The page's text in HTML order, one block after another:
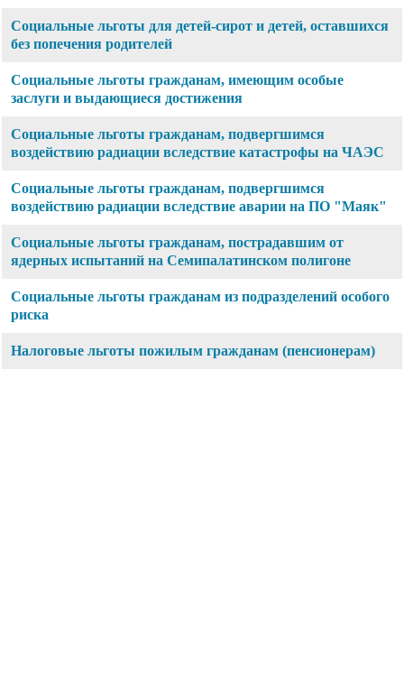
Социальные льготы для детей-сирот и детей, оставшихся
без попечения родителей
Социальные льготы гражданам, имеющим особые
заслуги и выдающиеся достижения
Социальные льготы гражданам, подвергшимся
воздействию радиации вследствие катастрофы на ЧАЭС
Социальные льготы гражданам, подвергшимся
воздействию радиации вследствие аварии на ПО "Маяк"
Социальные льготы гражданам, пострадавшим от
ядерных испытаний на Семипалатинском полигоне
Социальные льготы гражданам из подразделений особого
риска
Налоговые льготы пожилым гражданам (пенсионерам)